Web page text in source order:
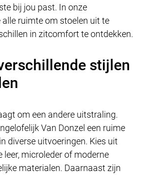
bij jou past. In onze
ruimte om stoelen uit te
in zitcomfort te ontdekken.
stijlen
om een andere uitstraling.
Van Donzel een ruime
diverse uitvoeringen. Kies uit
leer, microleder of moderne
materialen. Daarnaast zijn